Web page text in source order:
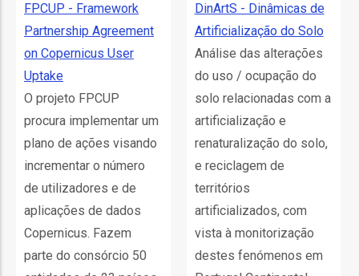
FPCUP - Framework
Partnership Agreement
on Copernicus User
Uptake
O projeto FPCUP
procura implementar um
plano de ações visando
incrementar o número
de utilizadores e de
aplicações de dados
Copernicus. Fazem
parte do consórcio 50
DinArtS - Dinâmicas de
Artificialização do Solo
Análise das alterações
do uso / ocupação do
solo relacionadas com a
artificialização e
renaturalização do solo,
e reciclagem de
territórios
artificializados, com
vista à monitorização
destes fenómenos em